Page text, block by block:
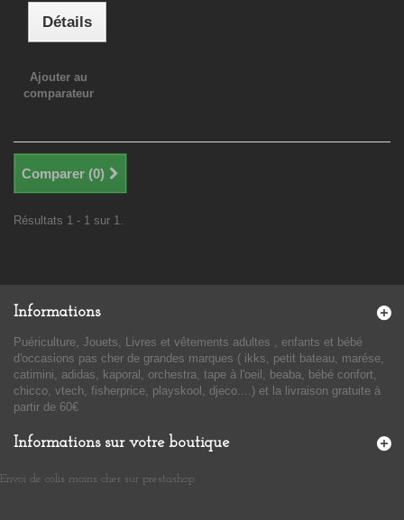
Détails
Ajouter au
comparateur
Comparer (0)
Résultats 1 - 1 sur 1.
Informations
Puériculture, Jouets, Livres et vêtements adultes , enfants et bébé
d'occasions pas cher de grandes marques ( ikks, petit bateau, marése,
catimini, adidas, kaporal, orchestra, tape à l'oeil, beaba, bébé confort,
chicco, vtech, fisherprice, playskool, djeco....) et la livraison gratuite à
partir de 60€
Informations sur votre boutique
Envoi de colis moins cher sur prestashop